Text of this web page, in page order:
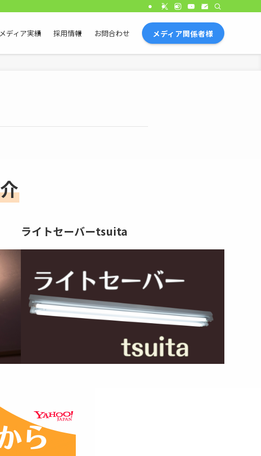
メディア実績 採用情報 お問合わせ メディア関係者様
ライトセーバーtsuita